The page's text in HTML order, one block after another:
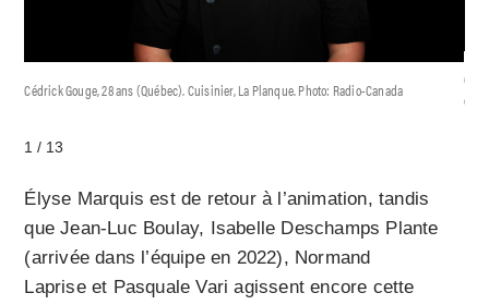
Cédrick Gouge, 28 ans (Québec). Cuisinier, La Planque. Photo: Radio-Canada
chef
1 / 13
Élyse Marquis est de retour à l’animation, tandis
que Jean-Luc Boulay, Isabelle Deschamps Plante
(arrivée dans l’équipe en 2022), Normand
Laprise et Pasquale Vari agissent encore cette